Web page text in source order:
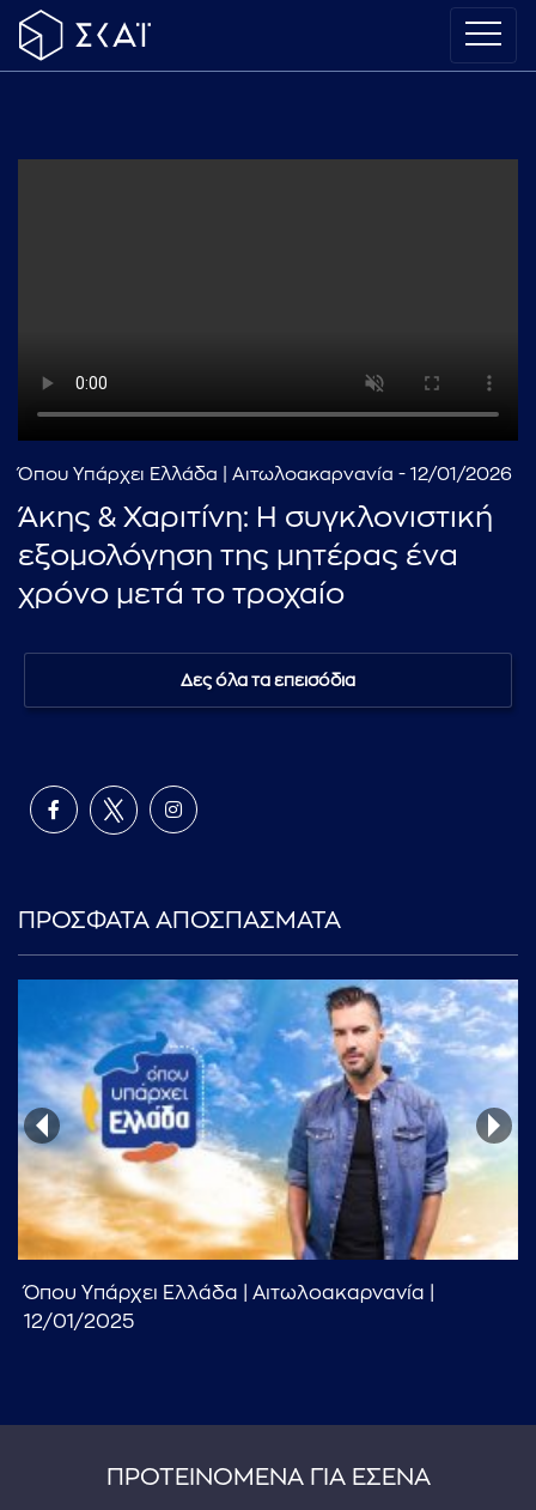
...πληκτρολογήστε κείμενο προς αναζήτηση
Όπου Υπάρχει Ελλάδα | Αιτωλοακαρνανία - 12/01/2026
Άκης & Χαριτίνη: Η συγκλονιστική
εξομολόγηση της μητέρας ένα
χρόνο μετά το τροχαίο
Δες όλα τα επεισόδια
ΠΡΟΣΦΑΤΑ ΑΠΟΣΠΑΣΜΑΤΑ
Όπου Υπάρχει Ελλάδα | Αιτωλοακαρνανία |
12/01/2025
ΠΡΟΤΕΙΝΟΜΕΝΑ ΓΙΑ ΕΣΕΝΑ